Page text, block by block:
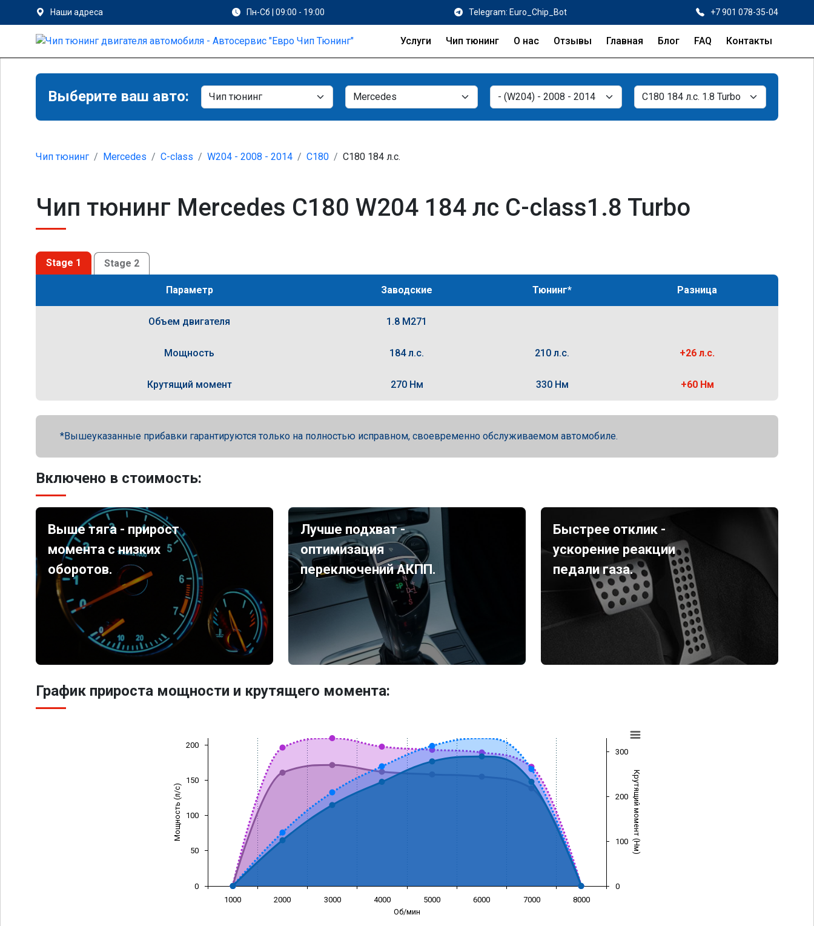
Наши адреса Пн-Сб | 09:00 - 19:00 Telegram: Euro_Chip_Bot +7 901 078-35-04
Услуги Чип тюнинг О нас Отзывы Главная Блог FAQ Контакты
Выберите ваш авто:
Чип тюнинг Mercedes C-class W204 - 2008 - 2014 C180 C180 184 л.с.
Чип тюнинг Mercedes C180 W204 184 лс C-class1.8 Turbo
Stage 1 Stage 2
Параметр Заводские Тюнинг* Разница
Объем двигателя 1.8 M271
Мощность 184 л.с. 210 л.с. +26 л.с.
Крутящий момент 270 Нм 330 Нм +60 Нм
Вышеуказанные прибавки гарантируются только на полностью исправном, своевременно обслуживаемом автомобиле.
Включено в стоимость:
Выше тяга - прирост
момента с низких
оборотов.
Лучше подхват -
оптимизация
переключений АКПП.
Быстрее отклик -
ускорение реакции
педали газа.
График прироста мощности и крутящего момента:
Об/мин
Мощность (л/с) Крутящий момент (Нм)
1000 2000 3000 4000 5000 6000 7000 8000
0
50
100
150
200
0
100
200
300